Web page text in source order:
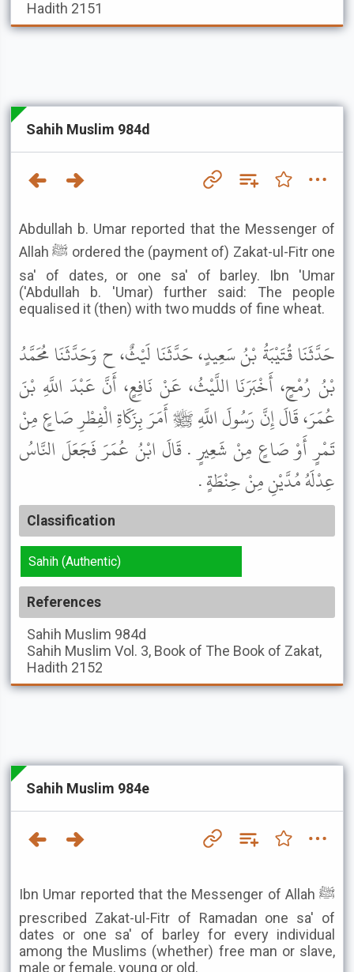
Hadith 2151
Sahih Muslim 984d
Abdullah b. Umar reported that the Messenger of
Allah ﷺ ordered the (payment of) Zakat-ul-Fitr one
sa' of dates, or one sa' of barley. Ibn 'Umar
('Abdullah b. 'Umar) further said: The people
equalised it (then) with two mudds of fine wheat.
حَدَّثَنَا قُتَيْبَةُ بْنُ سَعِيدٍ، حَدَّثَنَا لَيْثٌ، ح وَحَدَّثَنَا مُحَمَّدُ
بْنُ رُمْحٍ، أَخْبَرَنَا اللَّيْثُ، عَنْ نَافِعٍ، أَنَّ عَبْدَ اللَّهِ بْنَ
عُمَرَ، قَالَ إِنَّ رَسُولَ اللَّهِ ﷺ أَمَرَ بِزَكَاةِ الْفِطْرِ صَاعٍ مِنْ
تَمْرٍ أَوْ صَاعٍ مِنْ شَعِيرٍ . قَالَ ابْنُ عُمَرَ فَجَعَلَ النَّاسُ
عِدْلَهُ مُدَّيْنِ مِنْ حِنْطَةٍ .
Classification
Sahih (Authentic)
References
Sahih Muslim 984d
Sahih Muslim Vol. 3, Book of The Book of Zakat,
Hadith 2152
Sahih Muslim 984e
Ibn Umar reported that the Messenger of Allah ﷺ
prescribed Zakat-ul-Fitr of Ramadan one sa' of
dates or one sa' of barley for every individual
among the Muslims (whether) free man or slave,
male or female, young or old.